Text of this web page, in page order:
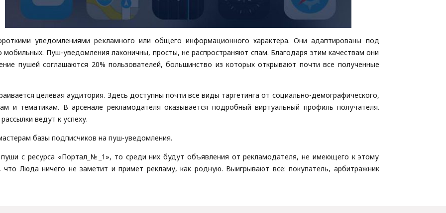
уведомлениями рекламного или общего информационного характера. Они адаптированы под
Пуш-уведомления лаконичны, просты, не распространяют спам. Благодаря этим качествам они
пушей соглашаются 20% пользователей, большинство из которых открывают почти все полученные
целевая аудитория. Здесь доступны почти все виды таргетинга от социально-демографического,
и тематикам. В арсенале рекламодателя оказывается подробный виртуальный профиль получателя.
ведут к успеху.
базы подписчиков на пуш-уведомления.
с ресурса «Портал_№_1», то среди них будут объявления от рекламодателя, не имеющего к этому
Люда ничего не заметит и примет рекламу, как родную. Выигрывают все: покупатель, арбитражник